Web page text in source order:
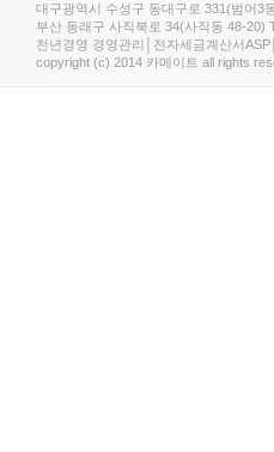
대구광역시 수성구 동대구로 331(범어3
부산 동래구 사직북로 34(사직동 48-20)
천년경영 경영관리│전자세금계산서
copyright (c) 2014 카메이트 all rights